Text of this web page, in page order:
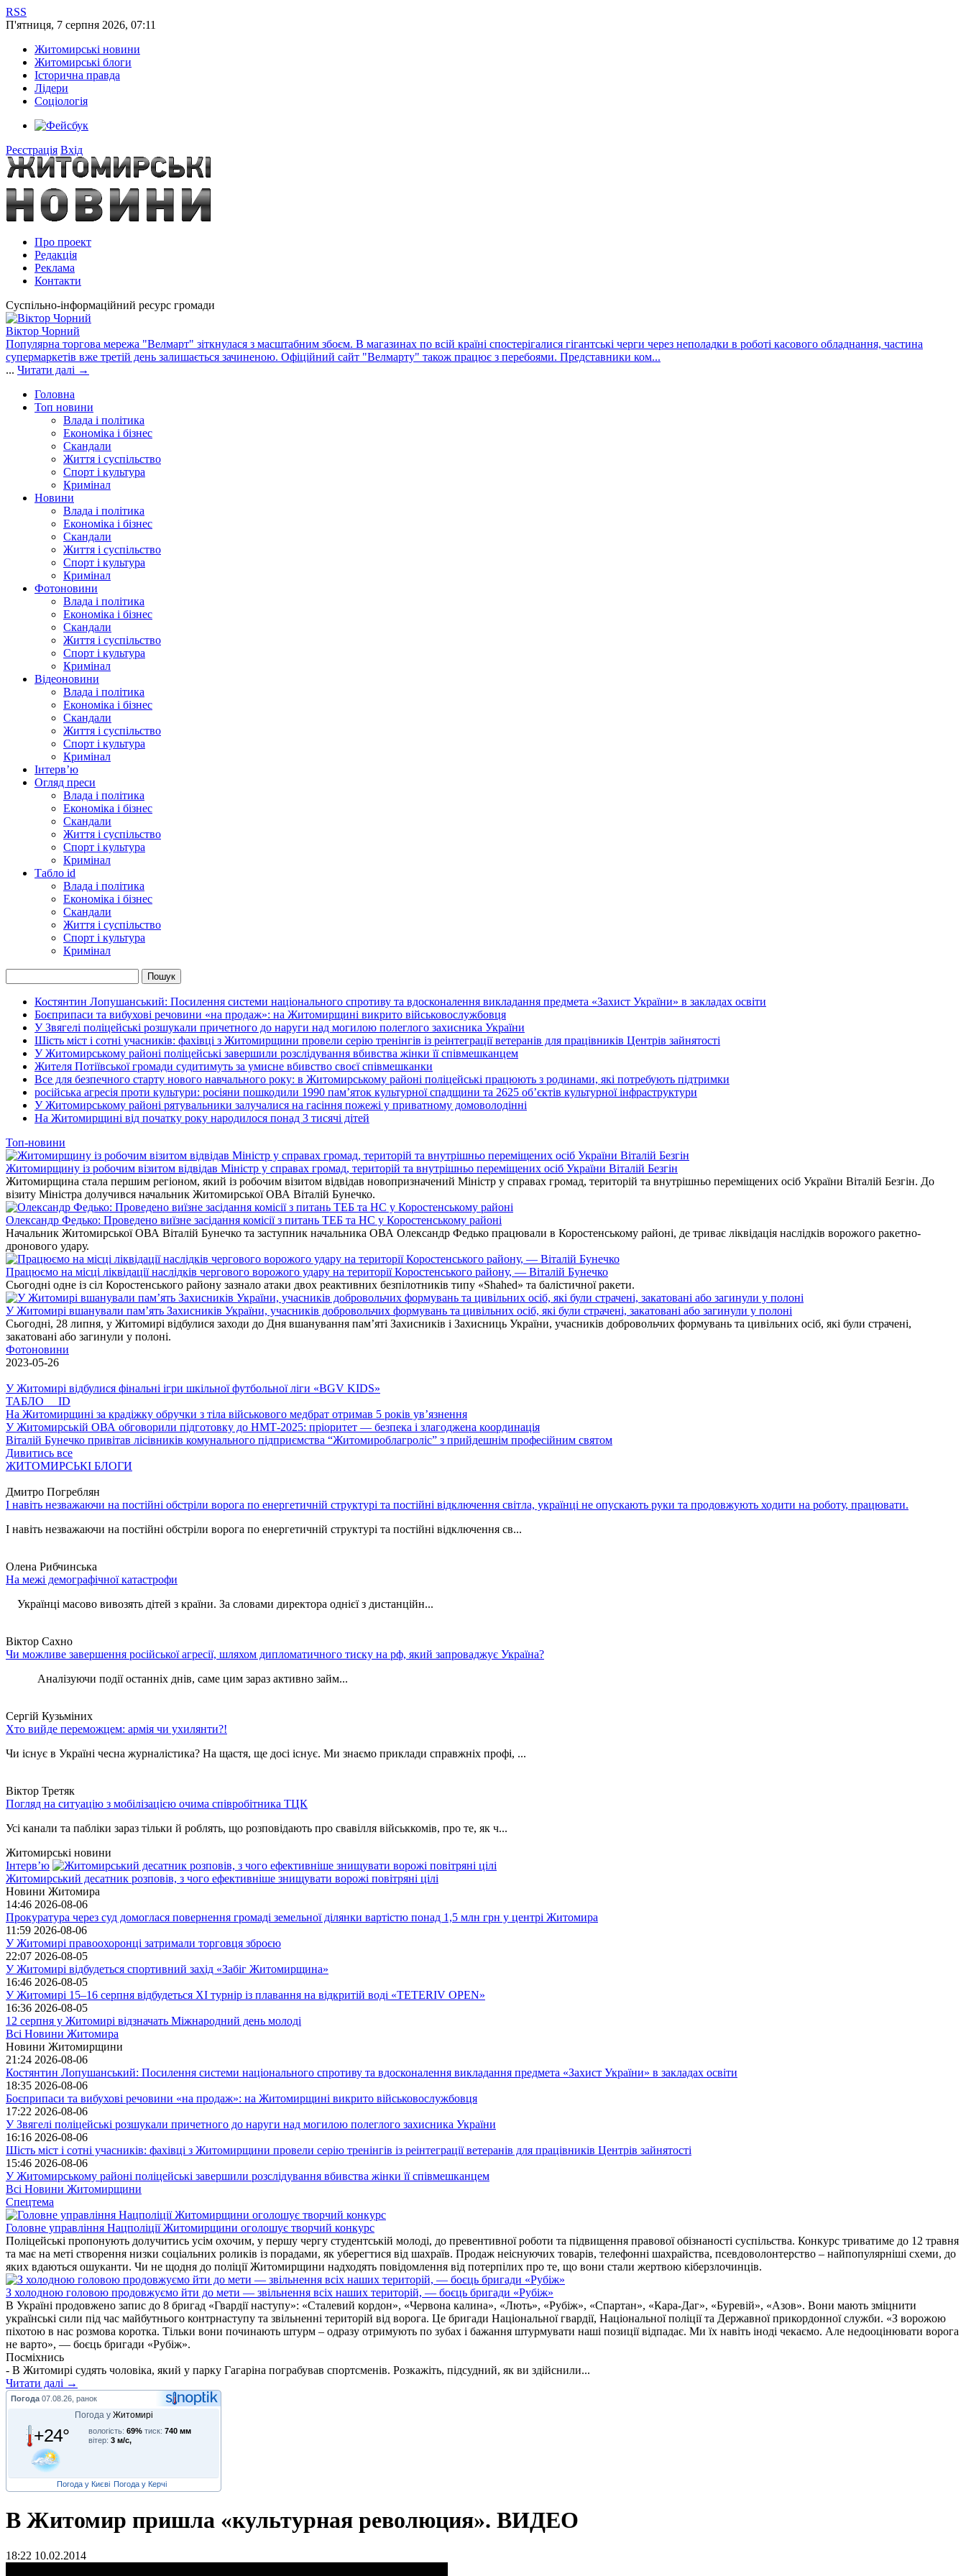
RSS
П'ятниця, 7 серпня 2026, 07:11
Житомирські новини
Житомирські блоги
Історична правда
Лідери
Соціологія
Реєстрація Вхід
Про проект
Редакція
Реклама
Контакти
Суспільно-інформаційний ресурс громади
Віктор Чорний
Популярна торгова мережа "Велмарт" зіткнулася з масштабним збоєм. В магазинах по всій країні спостерігалися гігантські черги через неполадки в роботі касового обладнання, частина
супермаркетів вже третій день залишається зачиненою. Офіційний сайт "Велмарту" також працює з перебоями. Представники ком...
... Читати далі →
Головна
Топ новини
Влада і політика
Економіка і бізнес
Скандали
Життя і суспільство
Спорт і культура
Кримінал
Новини
Влада і політика
Економіка і бізнес
Скандали
Життя і суспільство
Спорт і культура
Кримінал
Фотоновини
Влада і політика
Економіка і бізнес
Скандали
Життя і суспільство
Спорт і культура
Кримінал
Відеоновини
Влада і політика
Економіка і бізнес
Скандали
Життя і суспільство
Спорт і культура
Кримінал
Інтерв’ю
Огляд преси
Влада і політика
Економіка і бізнес
Скандали
Життя і суспільство
Спорт і культура
Кримінал
Табло id
Влада і політика
Економіка і бізнес
Скандали
Життя і суспільство
Спорт і культура
Кримінал
Костянтин Лопушанський: Посилення системи національного спротиву та вдосконалення викладання предмета «Захист України» в закладах освіти
Боєприпаси та вибухові речовини «на продаж»: на Житомирщині викрито військовослужбовця
У Звягелі поліцейські розшукали причетного до наруги над могилою полеглого захисника України
Шість міст і сотні учасників: фахівці з Житомирщини провели серію тренінгів із реінтеграції ветеранів для працівників Центрів зайнятості
У Житомирському районі поліцейські завершили розслідування вбивства жінки її співмешканцем
Жителя Потіївської громади судитимуть за умисне вбивство своєї співмешканки
Все для безпечного старту нового навчального року: в Житомирському районі поліцейські працюють з родинами, які потребують підтримки
російська агресія проти культури: росіяни пошкодили 1990 пам’яток культурної спадщини та 2625 об’єктів культурної інфраструктури
У Житомирському районі рятувальники залучалися на гасіння пожежі у приватному домоволодінні
На Житомирщині від початку року народилося понад 3 тисячі дітей
Топ-новини
Житомирщину із робочим візитом відвідав Міністр у справах громад, територій та внутрішньо переміщених осіб України Віталій Безгін
Житомирщина стала першим регіоном, який із робочим візитом відвідав новопризначений Міністр у справах громад, територій та внутрішньо переміщених осіб України Віталій Безгін. До
візиту Міністра долучився начальник Житомирської ОВА Віталій Бунечко.
Олександр Федько: Проведено виїзне засідання комісії з питань ТЕБ та НС у Коростенському районі
Начальник Житомирської ОВА Віталій Бунечко та заступник начальника ОВА Олександр Федько працювали в Коростенському районі, де триває ліквідація наслідків ворожого ракетно-
дронового удару.
Працюємо на місці ліквідації наслідків чергового ворожого удару на території Коростенського району, — Віталій Бунечко
Сьогодні одне із сіл Коростенського району зазнало атаки двох реактивних безпілотників типу «Shahed» та балістичної ракети.
У Житомирі вшанували пам’ять Захисників України, учасників добровольчих формувань та цивільних осіб, які були страчені, закатовані або загинули у полоні
Сьогодні, 28 липня, у Житомирі відбулися заходи до Дня вшанування пам’яті Захисників і Захисниць України, учасників добровольчих формувань та цивільних осіб, які були страчені,
закатовані або загинули у полоні.
Фотоновини
2023-05-26
У Житомирі відбулися фінальні ігри шкільної футбольної ліги «BGV KIDS»
ТАБЛО ID
На Житомирщині за крадіжку обручки з тіла військового медбрат отримав 5 років ув’язнення
У Житомирській ОВА обговорили підготовку до НМТ-2025: пріоритет — безпека і злагоджена координація
Віталій Бунечко привітав лісівників комунального підприємства “Житомироблагроліс” з прийдешнім професійним святом
Дивитись все
ЖИТОМИРСЬКІ БЛОГИ
Дмитро Погреблян
І навіть незважаючи на постійні обстріли ворога по енергетичній структурі та постійні відключення світла, українці не опускають руки та продовжують ходити на роботу, працювати.
І навіть незважаючи на постійні обстріли ворога по енергетичній структурі та постійні відключення св...
Олена Рибчинська
На межі демографічної катастрофи
Українці масово вивозять дітей з країни. За словами директора однієї з дистанційн...
Віктор Сахно
Чи можливе завершення російської агресії, шляхом дипломатичного тиску на рф, який запроваджує Україна?
Аналізуючи події останніх днів, саме цим зараз активно займ...
Сергій Кузьміних
Хто вийде переможцем: армія чи ухилянти?!
Чи існує в Україні чесна журналістика? На щастя, ще досі існує. Ми знаємо приклади справжніх профі, ...
Віктор Третяк
Погляд на ситуацію з мобілізацією очима співробітника ТЦК
Усі канали та пабліки зараз тільки й роблять, що розповідають про свавілля військкомів, про те, як ч...
Житомирські новини
Інтерв’ю
Житомирський десатник розповів, з чого ефективніше знищувати ворожі повітряні цілі
Новини Житомира
14:46 2026-08-06
Прокуратура через суд домоглася повернення громаді земельної ділянки вартістю понад 1,5 млн грн у центрі Житомира
11:59 2026-08-06
У Житомирі правоохоронці затримали торговця зброєю
22:07 2026-08-05
У Житомирі відбудеться спортивний захід «Забіг Житомирщина»
16:46 2026-08-05
У Житомирі 15–16 серпня відбудеться XI турнір із плавання на відкритій воді «TETERIV OPEN»
16:36 2026-08-05
12 серпня у Житомирі відзначать Міжнародний день молоді
Всі Новини Житомира
Новини Житомирщини
21:24 2026-08-06
Костянтин Лопушанський: Посилення системи національного спротиву та вдосконалення викладання предмета «Захист України» в закладах освіти
18:35 2026-08-06
Боєприпаси та вибухові речовини «на продаж»: на Житомирщині викрито військовослужбовця
17:22 2026-08-06
У Звягелі поліцейські розшукали причетного до наруги над могилою полеглого захисника України
16:16 2026-08-06
Шість міст і сотні учасників: фахівці з Житомирщини провели серію тренінгів із реінтеграції ветеранів для працівників Центрів зайнятості
15:46 2026-08-06
У Житомирському районі поліцейські завершили розслідування вбивства жінки її співмешканцем
Всі Новини Житомирщини
Спецтема
Головне управління Нацполіції Житомирщини оголошує творчий конкурс
Поліцейські пропонують долучитись усім охочим, у першу чергу студентській молоді, до превентивної роботи та підвищення правової обізнаності суспільства. Конкурс триватиме до 12 травня
та має на меті створення низки соціальних роликів із порадами, як уберегтися від шахраїв. Продаж неіснуючих товарів, телефонні шахрайства, псевдоволонтерство – найпопулярніші схеми, до
яких вдаються ошуканти. Чи не щодня до поліції Житомирщини надходять повідомлення від потерпілих про те, що вони стали жертвою кіберзлочинців.
З холодною головою продовжуємо йти до мети — звільнення всіх наших територій, — боєць бригади «Рубіж»
В Україні продовжено запис до 8 бригад «Гвардії наступу»: «Сталевий кордон», «Червона калина», «Лють», «Рубіж», «Спартан», «Кара-Даг», «Буревій», «Азов». Вони мають зміцнити
українські сили під час майбутнього контрнаступу та звільненні територій від ворога. Це бригади Національної гвардії, Національної поліції та Державної прикордонної служби. «З ворожою
піхотою в нас розмова коротка. Тільки вони починають штурм – одразу отримують по зубах і бажання штурмувати наші позиції відпадає. Ми їх навіть іноді чекаємо. Але недооцінювати ворога
не варто», — боєць бригади «Рубіж».
Посміхнись
- В Житомирі судять чоловіка, який у парку Гагаріна пограбував спортсменів. Розкажіть, підсудний, як ви здійснили...
Читати далі →
Погода 07.08.26, ранок
Погода у Житомирі
+24° вологість: 69% тиск: 740 мм
вітер: 3 м/с,
Погода у Києві Погода у Керчі
В Житомир пришла «культурная революция». ВИДЕО
18:22 10.02.2014